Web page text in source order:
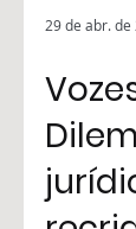
29 de abr. de